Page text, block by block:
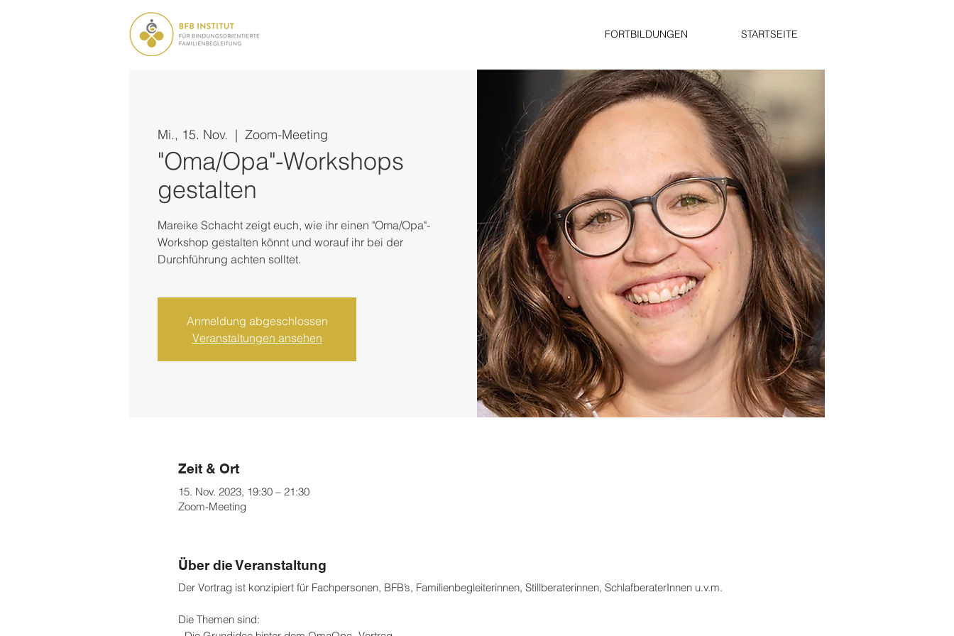
FORTBILDUNGEN STARTSEITE
Mi., 15. Nov.
  |
Zoom-Meeting
"Oma/Opa"-Workshops
gestalten
Mareike Schacht zeigt euch, wie ihr einen "Oma/Opa"-
Workshop gestalten könnt und worauf ihr bei der
Durchführung achten solltet.
Anmeldung abgeschlossen
Veranstaltungen ansehen
Zeit & Ort
15. Nov. 2023, 19:30 – 21:30
Zoom-Meeting
Über die Veranstaltung
Der Vortrag ist konzipiert für Fachpersonen, BFB’s, Familienbegleiterinnen, Stillberaterinnen, SchlafberaterInnen u.v.m.
Die Themen sind: